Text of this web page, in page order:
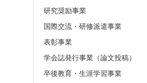
研究奨励事業
国際交流・研修派遣事業
表彰事業
学会誌発行事業（論文投稿）
卒後教育・生涯学習事業